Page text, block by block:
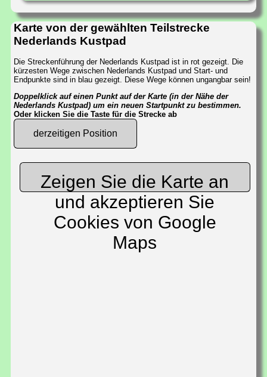
Karte von der gewählten Teilstrecke
Nederlands Kustpad
Die Streckenführung der Nederlands Kustpad ist in rot gezeigt. Die
kürzesten Wege zwischen Nederlands Kustpad und Start- und
Endpunkte sind in blau gezeigt. Diese Wege können ungangbar sein!
Doppelklick auf einen Punkt auf der Karte (in der Nähe der
Nederlands Kustpad) um ein neuen Startpunkt zu bestimmen.
Oder klicken Sie die Taste für die Strecke ab
derzeitigen Position
Zeigen Sie die Karte an
und akzeptieren Sie
Cookies von Google
Maps